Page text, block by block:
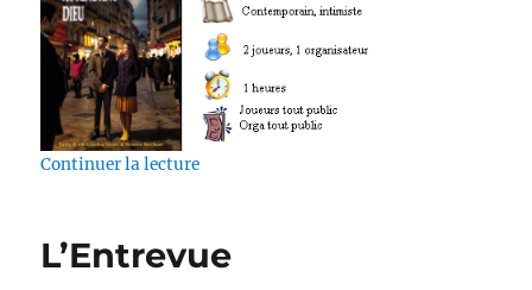
Continuer la lecturede « En attendant Dieu »
L’Entrevue